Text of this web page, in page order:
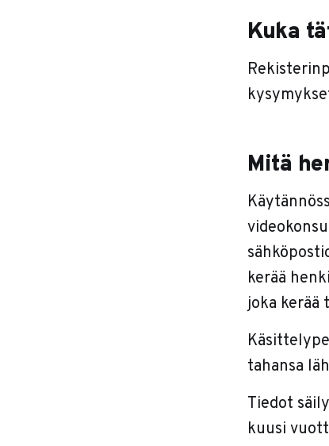
Kuka
Mitä
kerää
joka kerää
tahansa
Tiedot
kuusi